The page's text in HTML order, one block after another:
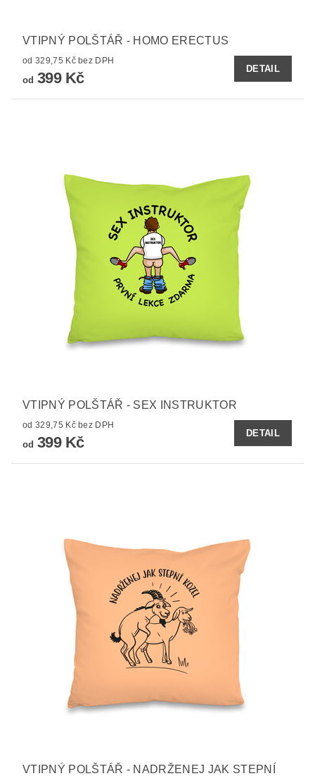
VTIPNÝ POLŠTÁŘ - HOMO ERECTUS
od 329,75 Kč bez DPH
od 399 Kč
DETAIL
VTIPNÝ POLŠTÁŘ - SEX INSTRUKTOR
od 329,75 Kč bez DPH
od 399 Kč
DETAIL
VTIPNÝ POLŠTÁŘ - NADRŽENEJ JAK STEPNÍ